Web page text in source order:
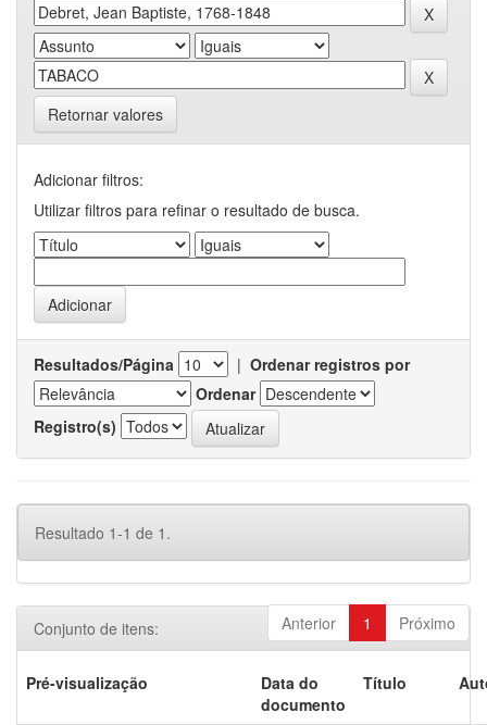
Retornar valores
Adicionar filtros:
Utilizar filtros para refinar o resultado de busca.
Resultados/Página | Ordenar registros por
Ordenar
Registro(s)
Resultado 1-1 de 1.
Anterior 1 Próximo
Conjunto de itens:
Pré-visualização
Data do
documento
Título